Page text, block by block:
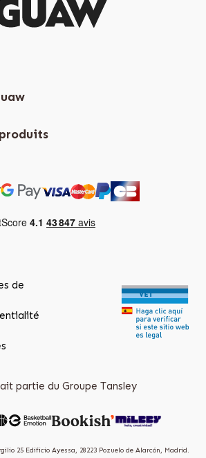
de
partie du Groupe Tansley
25 Edificio Ayessa, 28223 Pozuelo de Alarcón, Madrid.